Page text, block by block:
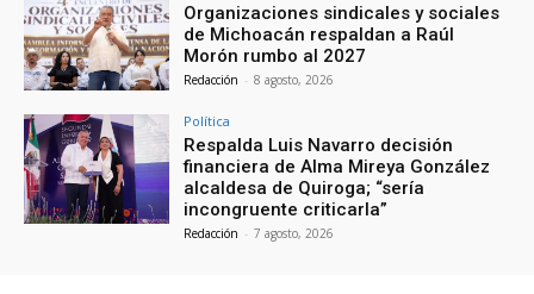
Organizaciones sindicales y sociales
de Michoacán respaldan a Raúl
Morón rumbo al 2027
Redacción - 8 agosto, 2026
Política
Respalda Luis Navarro decisión
financiera de Alma Mireya González
alcaldesa de Quiroga; “sería
incongruente criticarla”
Redacción - 7 agosto, 2026